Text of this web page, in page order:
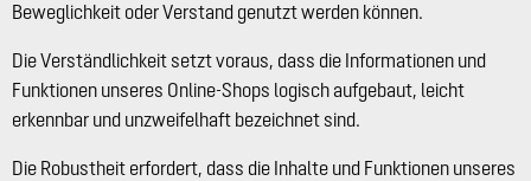
Beweglichkeit oder Verstand genutzt werden können.
Die Verständlichkeit setzt voraus, dass die Informationen und
Funktionen unseres Online-Shops logisch aufgebaut, leicht
erkennbar und unzweifelhaft bezeichnet sind.
Die Robustheit erfordert, dass die Inhalte und Funktionen unseres